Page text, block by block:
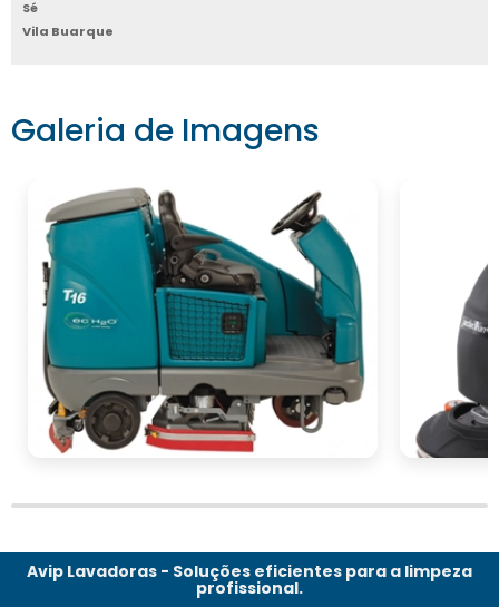
Sé
Vila Buarque
Galeria de Imagens
Avip Lavadoras - Soluções eficientes para a limpeza
profissional.